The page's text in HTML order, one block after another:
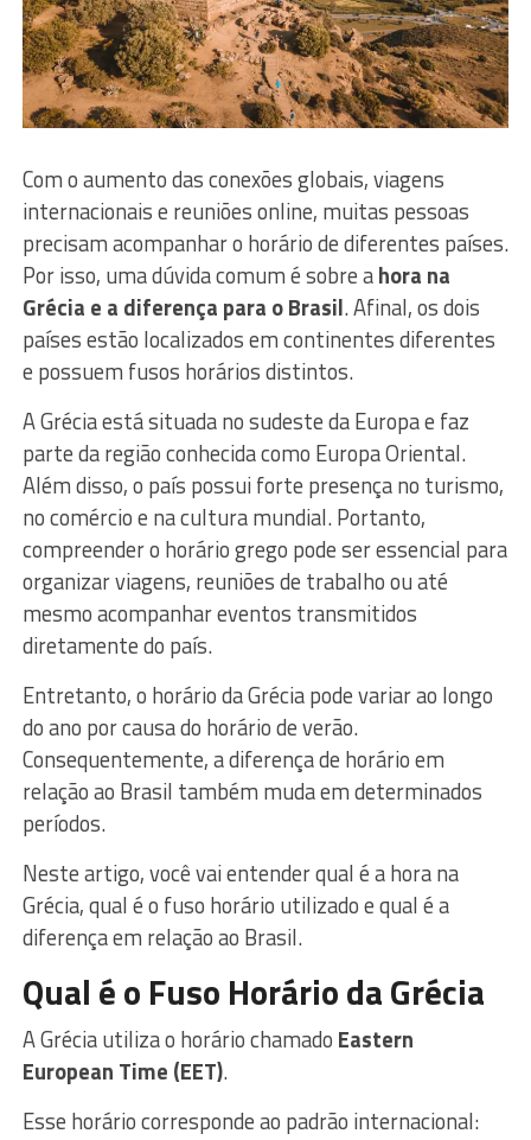
Com o aumento das conexões globais, viagens
internacionais e reuniões online, muitas pessoas
precisam acompanhar o horário de diferentes países.
Por isso, uma dúvida comum é sobre ahora na
Grécia e a diferença para o Brasil. Afinal, os dois
países estão localizados em continentes diferentes
e possuem fusos horários distintos.
A Grécia está situada no sudeste da Europa e faz
parte da região conhecida como Europa Oriental.
Além disso, o país possui forte presença no turismo,
no comércio e na cultura mundial. Portanto,
compreender o horário grego pode ser essencial para
organizar viagens, reuniões de trabalho ou até
mesmo acompanhar eventos transmitidos
diretamente do país.
Entretanto, o horário da Grécia pode variar ao longo
do ano por causa do horário de verão.
Consequentemente, a diferença de horário em
relação ao Brasil também muda em determinados
períodos.
Neste artigo, você vai entender qual é a hora na
Grécia, qual é o fuso horário utilizado e qual é a
diferença em relação ao Brasil.
Qual é o Fuso Horário da Grécia
A Grécia utiliza o horário chamado Eastern
European Time (EET).
Esse horário corresponde ao padrão internacional: